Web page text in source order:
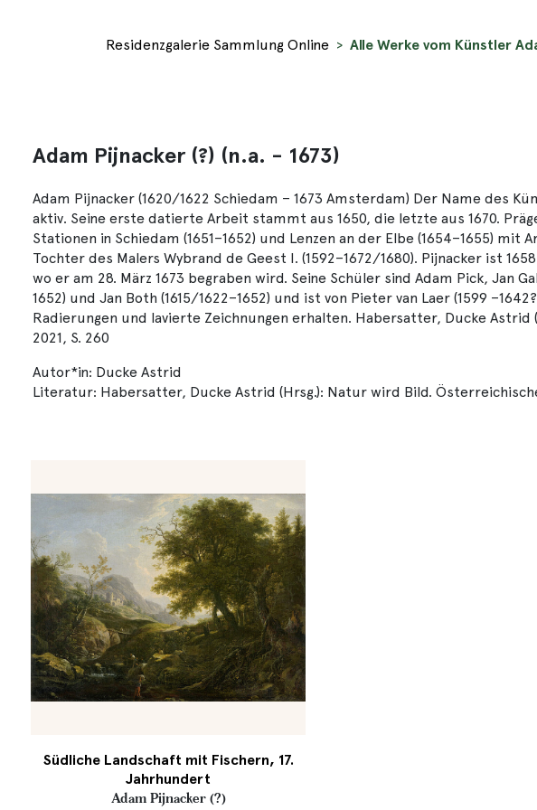
Residenzgalerie Sammlung Online Alle Werke vom Künstler
Adam Pijnacker (?) (n.a. - 1673)
Adam Pijnacker (1620/1622 Schiedam – 1673 Amsterdam) Der Name des
aktiv. Seine erste datierte Arbeit stammt aus 1650, die letzte aus 1670.
Stationen in Schiedam (1651–1652) und Lenzen an der Elbe (1654–1655)
Tochter des Malers Wybrand de Geest I. (1592–1672/1680). Pijnacker ist
wo er am 28. März 1673 begraben wird. Seine Schüler sind Adam Pick, Jan
1652) und Jan Both (1615/1622–1652) und ist von Pieter van Laer (1599
Radierungen und lavierte Zeichnungen erhalten. Habersatter, Ducke
2021, S. 260
Autor*in: Ducke Astrid
Literatur: Habersatter, Ducke Astrid (Hrsg.): Natur wird Bild.
Südliche Landschaft mit Fischern, 17.
Jahrhundert
Adam Pijnacker (?)